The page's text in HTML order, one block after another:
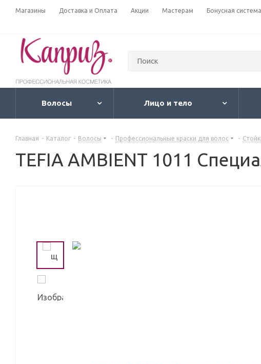
Магазины Доставка и Оплата Акции Мастерам Бонусная система
Волосы Лицо и тело
Главная - Каталог - Волосы - Профессиональные краски для волос -
TEFIA AMBIENT 1011